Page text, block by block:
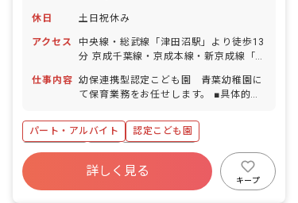
休日 土日祝休み
アクセス
中央線・総武線「津田沼駅」より徒歩13
分 京成千葉線・京成本線・新京成線「京
津田沼駅」より徒歩10分 ■自転車通勤可
（駐輪場あり）
仕事内容 幼保連携型認定こども園 青葉幼稚園に
て保育業務をお任せします。 ■具体的な
・0～5歳児の急なケガや病気の対応、保
健だよりの作成、日常の園児の健康チェ
ック、その他、園の保健業務全般をお願
いします。 ＜クラス定員＞ 0~2歳児ク
ラス 2歳児12名‧1歳児10名‧0歳児9名
パート・アルバイト
認定こども園
土日祝休み
有給
福利厚生充実
産休育休制度
社会福祉法人
詳しく見る
キープ